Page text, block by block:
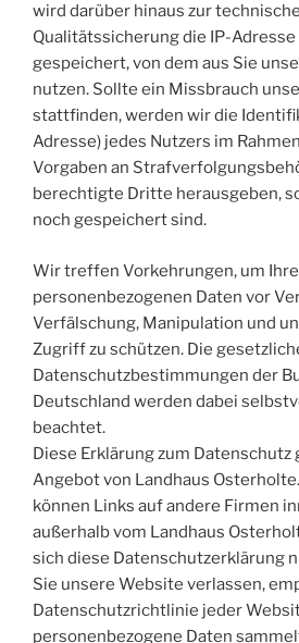
wird darüber hinaus zur
Qualitätssicherung die IP-
gespeichert, von dem aus Sie
nutzen. Sollte ein Missbrauch
stattfinden, werden wir die
Adresse) jedes Nutzers im
Vorgaben an
berechtigte Dritte herausgeben,
noch gespeichert sind.
Wir treffen Vorkehrungen, um Ihre
personenbezogenen Daten vor
Verfälschung, Manipulation und
Zugriff zu schützen. Die
Datenschutzbestimmungen der
Deutschland werden dabei
beachtet.
Diese Erklärung zum
Angebot von Landhaus
können Links auf andere Firmen
außerhalb vom Landhaus
sich diese Datenschutzerklärung
Sie unsere Website verlassen,
Datenschutzrichtlinie jeder
personenbezogene Daten